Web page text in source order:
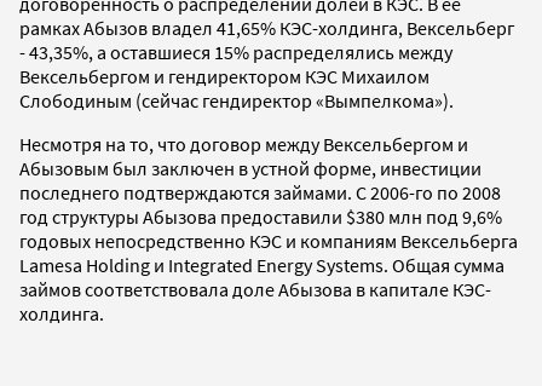
рамках Абызов владел 41,65% КЭС-холдинга, Вексельберг
- 43,35%, а оставшиеся 15% распределялись между
Вексельбергом и гендиректором КЭС Михаилом
Слободиным (сейчас гендиректор «Вымпелкома»).
Несмотря на то, что договор между Вексельбергом и
Абызовым был заключен в устной форме, инвестиции
последнего подтверждаются займами. С 2006-го по 2008
год структуры Абызова предоставили $380 млн под 9,6%
годовых непосредственно КЭС и компаниям Вексельберга
Lamesa Holding и Integrated Energy Systems. Общая сумма
займов соответствовала доле Абызова в капитале КЭС-
холдинга.